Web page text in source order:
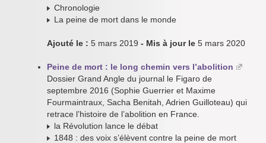
Chronologie
La peine de mort dans le monde
Ajouté le : 5 mars 2019 - Mis à jour le 5 mars 2020
Peine de mort : le long chemin vers l’abolition
Dossier Grand Angle du journal le Figaro de
septembre 2016 (Sophie Guerrier et Maxime
Fourmaintraux, Sacha Benitah, Adrien Guilloteau) qui
retrace l’histoire de l’abolition en France.
la Révolution lance le débat
1848 : des voix s’élèvent contre la peine de mort